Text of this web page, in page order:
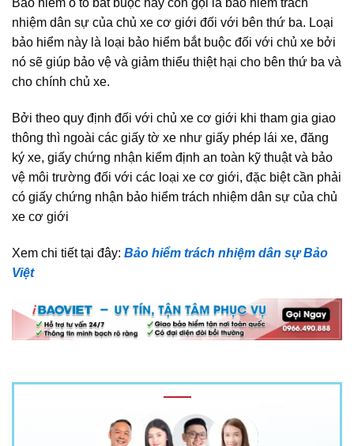
Bảo hiểm ô tô bắt buộc hay còn gọi là bảo hiểm trách
nhiệm dân sự của chủ xe cơ giới đối với bên thứ ba. Loại
bảo hiểm này là loại bảo hiểm bắt buộc đối với chủ xe bởi
nó sẽ giúp bảo vệ và giảm thiểu thiệt hại cho bên thứ ba và
cho chính chủ xe.
Bởi theo quy định đối với chủ xe cơ giới khi tham gia giao
thông thì ngoài các giấy tờ xe như giấy phép lái xe, đăng
ký xe, giấy chứng nhận kiểm định an toàn kỹ thuật và bảo
vệ môi trường đối với các loại xe cơ giới, đặc biệt cần phải
có giấy chứng nhận bảo hiểm trách nhiệm dân sự của chủ
xe cơ giới
Xem chi tiết tại đây: Bảo hiểm trách nhiệm dân sự Bảo
Việt